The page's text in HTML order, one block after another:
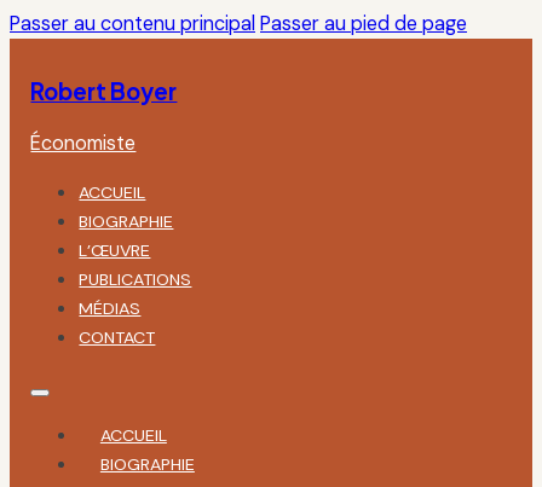
Passer au contenu principal Passer au pied de page
Robert Boyer
Économiste
ACCUEIL
BIOGRAPHIE
L’ŒUVRE
PUBLICATIONS
MÉDIAS
CONTACT
ACCUEIL
BIOGRAPHIE